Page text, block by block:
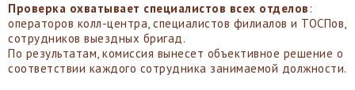
Проверка охватывает специалистов всех отделов:
операторов колл-центра, специалистов филиалов и ТОСПов,
сотрудников выездных бригад.
По результатам, комиссия вынесет объективное решение о
соответствии каждого сотрудника занимаемой должности.